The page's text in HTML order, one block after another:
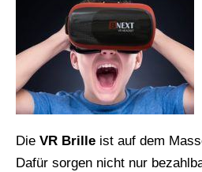
Die VR Brille ist auf dem
Dafür sorgen nicht nur